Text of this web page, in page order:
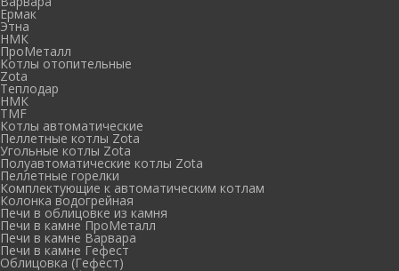
Ермак
Этна
НМК
ПроМеталл
Котлы отопительные
Zota
Теплодар
НМК
TMF
Котлы автоматические
Пеллетные котлы Zota
Угольные котлы Zota
Полуавтоматические котлы Zota
Пеллетные горелки
Комплектующие к автоматическим котлам
Колонка водогрейная
Печи в облицовке из камня
Печи в камне ПроМеталл
Печи в камне Варвара
Печи в камне Гефест
Облицовка (Гефест)